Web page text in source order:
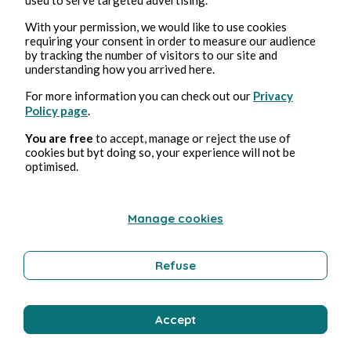
3, ago, 2026min de lectura
Tempérance
Bienestar
Bernard Ducosson
With your permission, we would like to use cookies
requiring your consent in order to measure our audience
by tracking the number of visitors to our site and
understanding how you arrived here.
For more information you can check out our Privacy
Policy page
You are free to accept, manage or reject the use of
cookies but byt doing so, your experience will not be
optimised.
Manage cookies
Refuse
Accept